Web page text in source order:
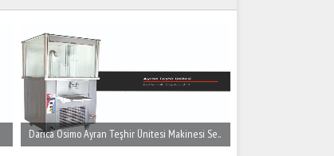
Darıca Osimo Ayran Teşhir Ünitesi Makinesi Se..